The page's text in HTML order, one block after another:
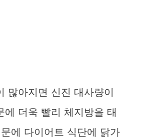
많아지면 신진 대사량이
에 더욱 빨리 체지방을 태
에 다이어트 식단에 닭가